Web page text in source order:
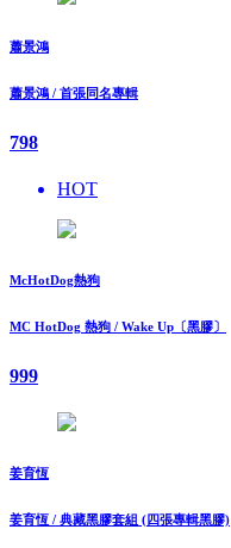
蕭景鴻
蕭景鴻 / 首張同名專輯
798
HOT
McHotDog熱狗
MC HotDog 熱狗 / Wake Up〔黑膠〕
999
姜育恆
姜育恆 / 典藏黑膠套組 (四張專輯黑膠)